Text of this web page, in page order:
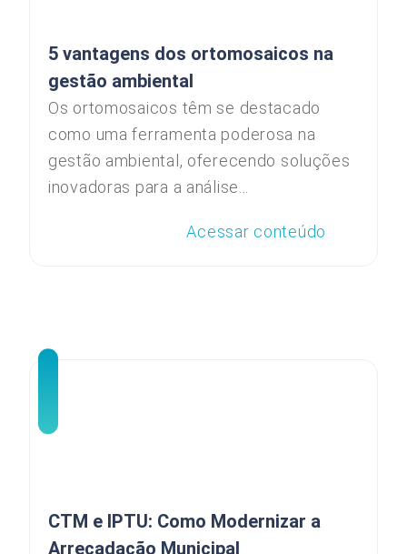
5 vantagens dos ortomosaicos na
gestão ambiental
Os ortomosaicos têm se destacado
como uma ferramenta poderosa na
gestão ambiental, oferecendo soluções
inovadoras para a análise...
Acessar conteúdo
CTM e IPTU: Como Modernizar a
Arrecadação Municipal